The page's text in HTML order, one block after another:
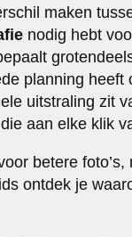
maken
nodig hebt
planning
uitstraling zit
aan elke klik
betere
ontdek je